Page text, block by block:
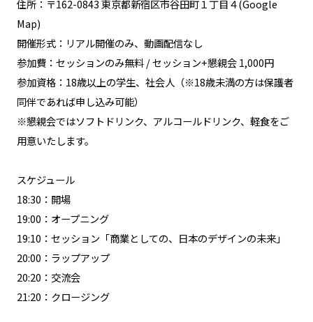
NEWS / EVENT
REPORT
ABOUT
募集要項
住所：〒162-0843 東京都新宿区市谷田町１丁目４(Google
Map)
開催形式：リアル開催のみ、動画配信なし
参加費：セッションのみ無料 / セッション+懇親会 1,000円
参加資格：18歳以上の学生、社会人（※18歳未満の方は保護者
同伴であれば申し込み可能）
※懇親会ではソフトドリンク、アルコールドリンク、軽食をご
用意いたします。
スケジュール
18:30：開場
19:00：オープニング
19:10：セッション「商業としての、日本のデザインの未来」
20:00：ラップアップ
20:20：交流会
21:20：クロージング